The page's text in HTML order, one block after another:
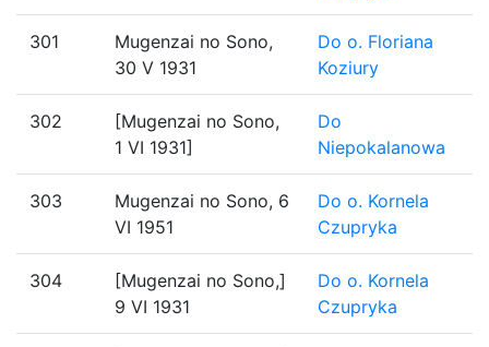
301
Mugenzai no Sono,
30 V 1931
Do o. Floriana
Koziury
302
[Mugenzai no Sono,
1 VI 1931]
Do
Niepokalanowa
303
Mugenzai no Sono, 6
VI 1951
Do o. Kornela
Czupryka
304
[Mugenzai no Sono,]
9 VI 1931
Do o. Kornela
Czupryka